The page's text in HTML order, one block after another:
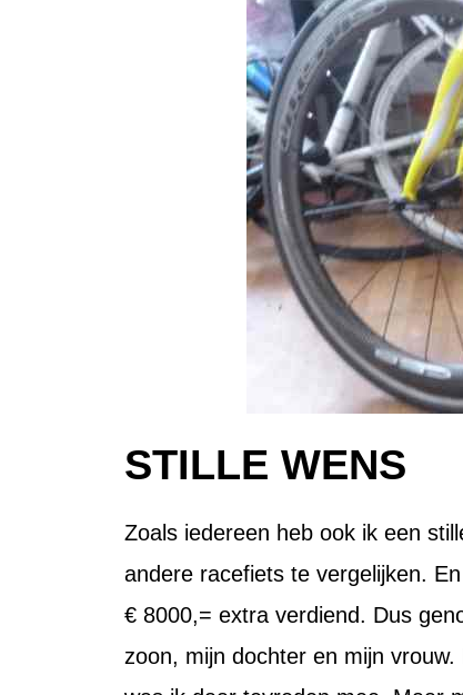
STILLE WENS
Zoals iedereen heb ook ik een
andere racefiets te vergelijken.
€ 8000,= extra verdiend. Dus
zoon, mijn dochter en mijn